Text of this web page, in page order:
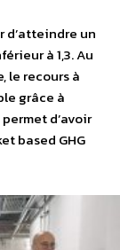
un
à 1,3. Au
le recours à
grâce à
d’avoir
based GHG